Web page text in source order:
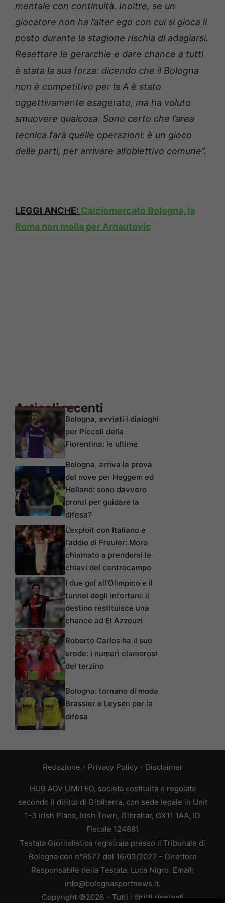
mentale con continuità. Inoltre, se un
giocatore non ha l’alter ego con cui si gioca il
posto durante la stagione rischia di adagiarsi.
Resettare le gerarchie e dare chance a tutti
è stata la sua forza: dicendo che il Bologna
non è competitivo per la A è stato
oggettivamente esagerato, ma ha voluto
smuovere qualcosa. Sono certo che l’area
tecnica farà quelle operazioni: è un gioco
delle parti, per arrivare all’obiettivo comune”.
LEGGI ANCHE: Calciomercato Bologna, la
Roma non molla per Arnautovic
Articoli recenti
Bologna, avviati i dialoghi
per Piccoli della
Fiorentina: le ultime
Bologna, arriva la prova
del nove per Heggem ed
Helland: sono davvero
pronti per guidare la
difesa?
L’exploit con Italiano e
l’addio di Freuler: Moro
chiamato a prendersi le
chiavi del centrocampo
I due gol all’Olimpico e il
tunnel degli infortuni: il
destino restituisce una
chance ad El Azzouzi
Roberto Carlos ha il suo
erede: i numeri clamorosi
del terzino
Bologna: tornano di moda
Brassier e Leysen per la
difesa
Redazione - Privacy Policy- Disclaimer
HUB ADV LIMITED, società costituita e regolata
secondo il diritto di Gibilterra, con sede legale in Unit
1-3 Irish Place, Irish Town, Gibraltar, GX11 1AA, ID
Fiscale 124881
Testata Giornalistica registrata presso il Tribunale di
Bologna con n°8577 del 16/03/2022 – Direttore
Responsabile della Testata: Luca Nigro. Email:
info@bolognasportnews.it.
Copyright ©2026 – Tutti i diritti riservati